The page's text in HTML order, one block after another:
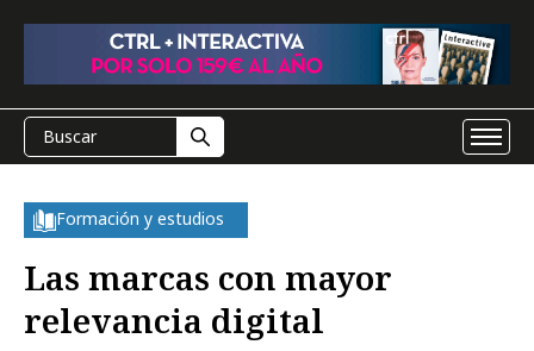
Formación y estudios
Las marcas con mayor
relevancia digital